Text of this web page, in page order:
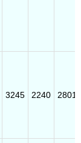
3245 2240 2801